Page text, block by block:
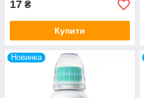
17 ₴
Купити
Новинка